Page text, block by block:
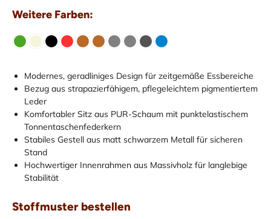
Weitere Farben:
Modernes, geradliniges Design für zeitgemäße Essbereiche
Bezug aus strapazierfähigem, pflegeleichtem pigmentiertem
Leder
Komfortabler Sitz aus PUR-Schaum mit punktelastischem
Tonnentaschenfederkern
Stabiles Gestell aus matt schwarzem Metall für sicheren
Stand
Hochwertiger Innenrahmen aus Massivholz für langlebige
Stabilität
Stoffmuster bestellen